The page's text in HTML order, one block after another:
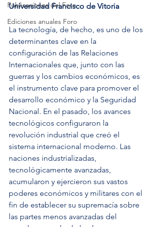
Publicaciones del Foro
Ediciones anuales Foro
Universidad Francisco de Vitoria
La tecnología, de hecho, es uno de los
determinantes clave en la
configuración de las Relaciones
Internacionales que, junto con las
guerras y los cambios económicos, es
el instrumento clave para promover el
desarrollo económico y la Seguridad
Nacional. En el pasado, los avances
tecnológicos configuraron la
revolución industrial que creó el
sistema internacional moderno. Las
naciones industrializadas,
tecnológicamente avanzadas,
acumularon y ejercieron sus vastos
poderes económicos y militares con el
fin de establecer su supremacía sobre
las partes menos avanzadas del